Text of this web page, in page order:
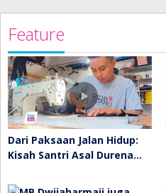
Feature
Dari Paksaan Jalan Hidup:
Kisah Santri Asal Durena…